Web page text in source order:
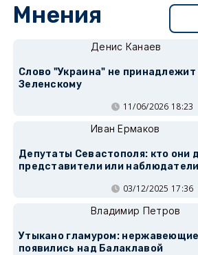
Мнения
Денис Канаев
Слово "Украина" не
Зеленскому
11/06/2026 18:23
Иван Ермаков
Депутаты Севастополя: кто они
представители или
03/12/2025 17:36
Владимир Петров
Утыкано гламуром:
появились над Балаклавой